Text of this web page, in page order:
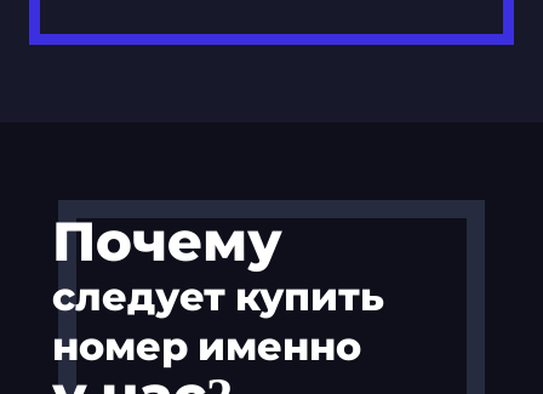
Почему
следует купить
номер именно